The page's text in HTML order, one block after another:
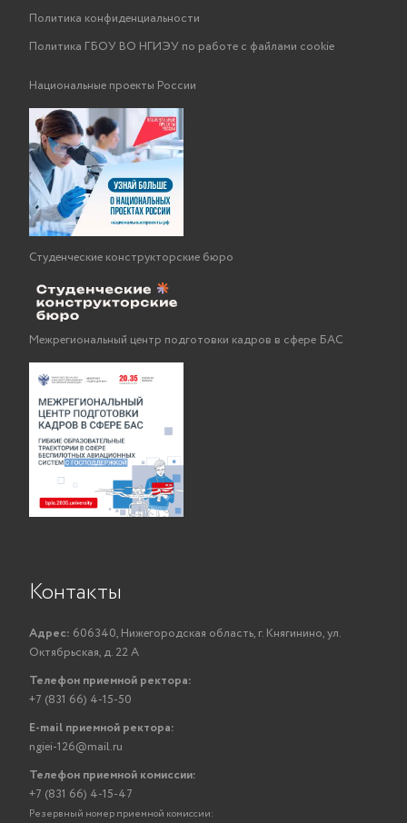
Политика конфиденциальности
Политика ГБОУ ВО НГИЭУ по работе с файлами cookie
Национальные проекты России
Студенческие конструкторские бюро
Межрегиональный центр подготовки кадров в сфере БАС
Контакты
Адрес: 606340, Нижегородская область, г. Княгинино, ул.
Октябрьская, д. 22 А
Телефон приемной ректора:
+7 (831 66) 4-15-50
E-mail приемной ректора:
ngiei-126@mail.ru
Телефон приемной комиссии:
+7 (831 66) 4-15-47
Резервный номер приемной комиссии: